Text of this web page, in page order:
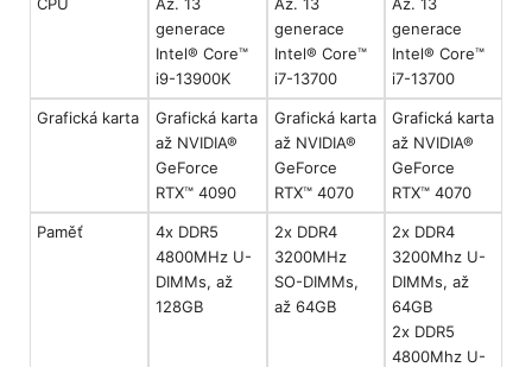
generace
Intel® Core™
i9-13900K
generace
Intel® Core™
i7-13700
generace
Intel® Core™
i7-13700
Grafická karta
Grafická karta
až NVIDIA®
GeForce
RTX™ 4090
Grafická karta
až NVIDIA®
GeForce
RTX™ 4070
Grafická karta
až NVIDIA®
GeForce
RTX™ 4070
Paměť
4x DDR5
4800MHz U-
DIMMs, až
128GB
2x DDR4
3200MHz
SO-DIMMs,
až 64GB
2x DDR4
3200Mhz U-
DIMMs, až
64GB
2x DDR5
4800Mhz U-